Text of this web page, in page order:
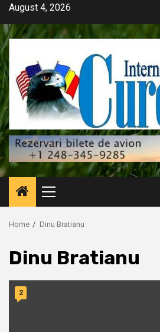
Skip
content
August 4, 2026
Primary
Menu
Home Dinu Bratianu
Dinu Bratianu
2